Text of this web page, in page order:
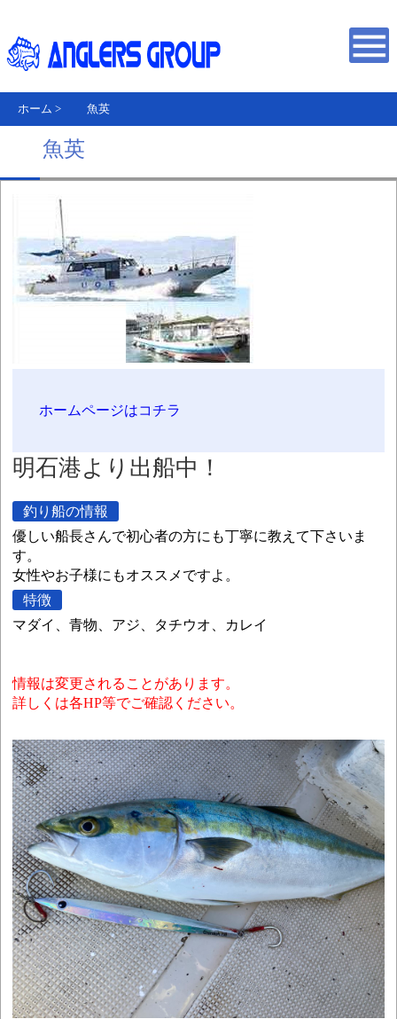
ホーム > 魚英
魚英
ホームページはコチラ
明石港より出船中！
釣り船の情報
優しい船長さんで初心者の方にも丁寧に教えて下さいま
す。
女性やお子様にもオススメですよ。
特徴
マダイ、青物、アジ、タチウオ、カレイ
情報は変更されることがあります。
詳しくは各HP等でご確認ください。